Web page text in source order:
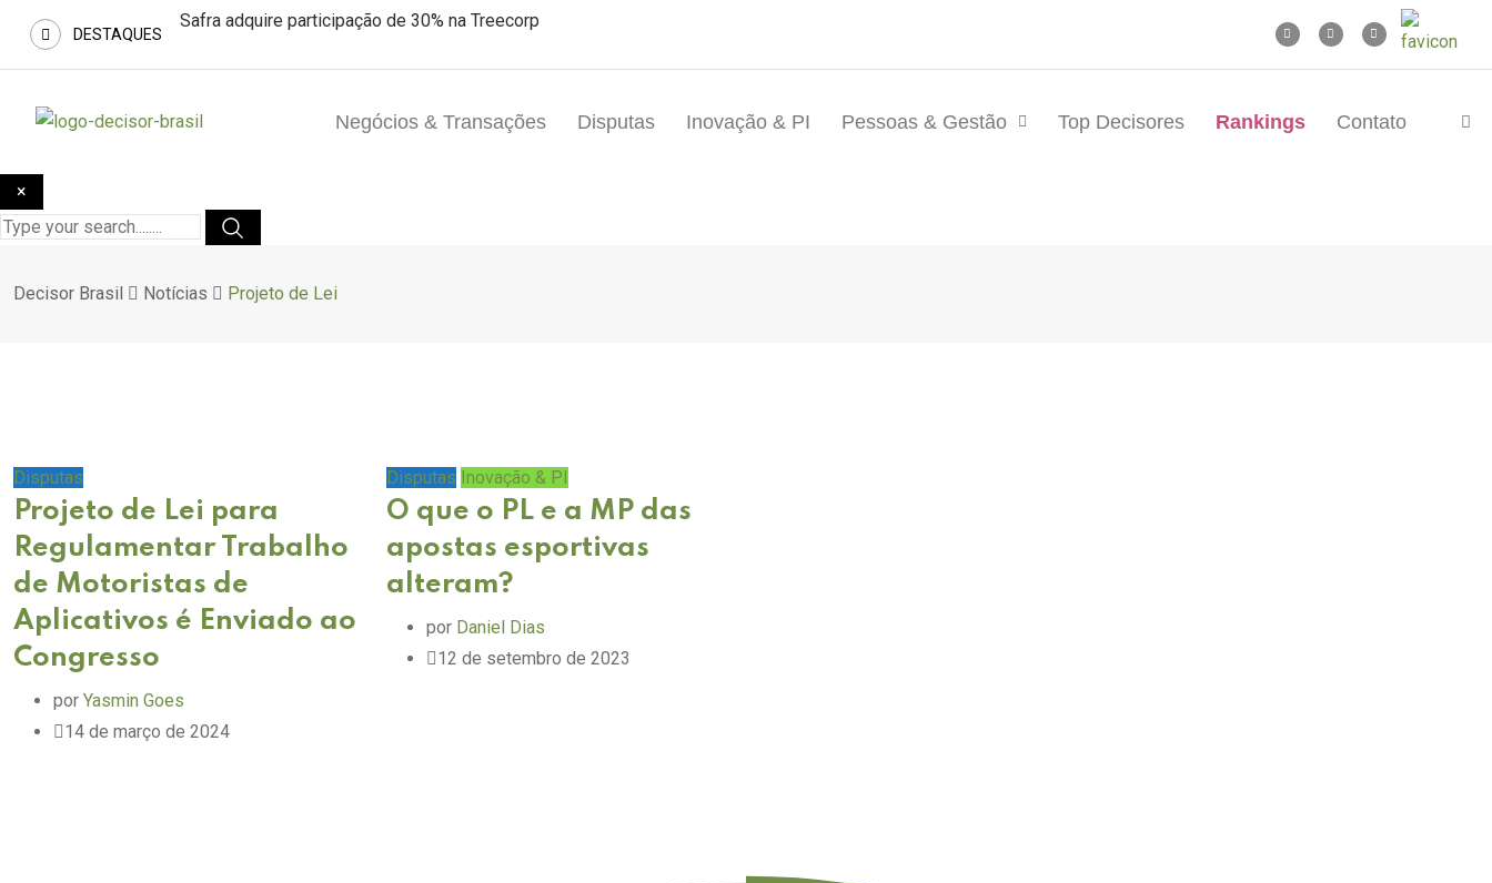
DESTAQUES
Safra adquire participação de 30% na Treecorp
Negócios & Transações Disputas Inovação & PI Pessoas & Gestão Top Decisores Rankings Contato
×
Decisor Brasil Notícias Projeto de Lei
Disputas
Projeto de Lei para
Regulamentar Trabalho
de Motoristas de
Aplicativos é Enviado ao
Congresso
por Yasmin Goes
14 de março de 2024
Disputas Inovação & PI
O que o PL e a MP das
apostas esportivas
alteram?
por Daniel Dias
12 de setembro de 2023